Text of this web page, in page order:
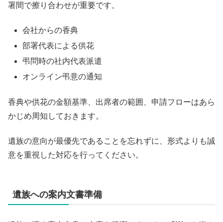
署間で擦り合わせが重要です。
会社からの香典
部署代表による供花
弔問時の社内代表派遣
オンライン弔意の通知
香典や供花の金額基準、出席者の範囲、申請フローはあら
かじめ周知しておきます。
遺族の意向が最優先であることを忘れずに、形式よりも誠
意を重視した対応を行ってください。
遺族への案内文書準備